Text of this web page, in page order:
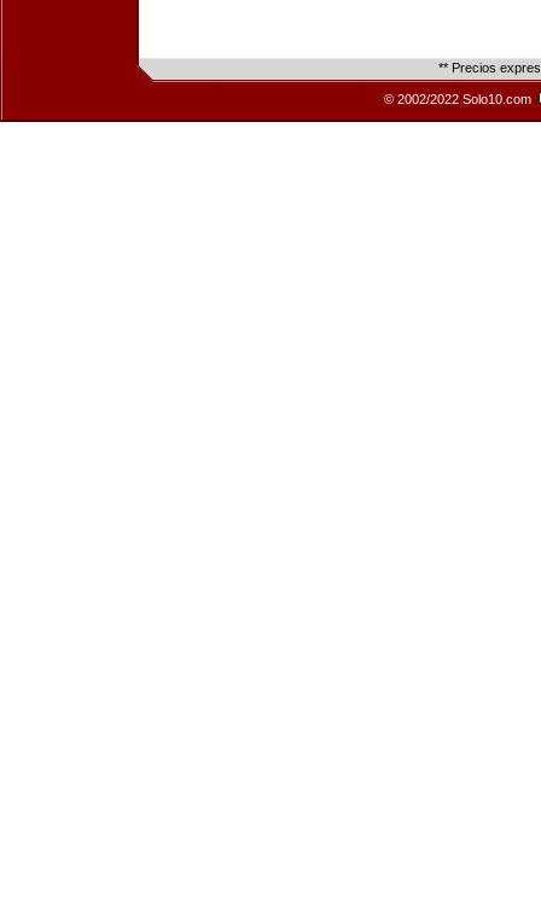
** Precios
© 2002/2022 Solo10.com